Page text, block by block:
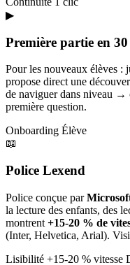
▶
Première partie en 30
Pour les nouveaux élèves :
propose direct une
de naviguer dans niveau
première question.
Onboarding Élève
📖
Police Lexend
Police conçue par
la lecture des enfants, des
montrent +15-20 % de
(Inter, Helvetica, Arial).
Lisibilité +15-20 % vitesse